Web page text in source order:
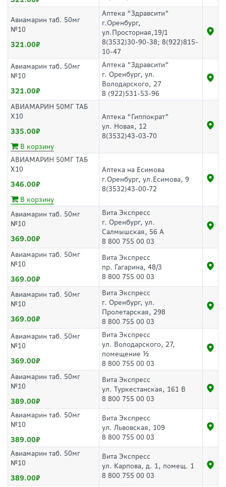
Авиамарин таб. 50мг
№10
321.00
Аптека "Здравсити"
г.Оренбург,
ул.Просторная,19/1
8(3532)30-90-38; 8(922)815-
10-47
Авиамарин таб. 50мг
№10
321.00
Аптека "Здравсити"
г. Оренбург, ул.
Володарского, 27
8 (922)531-53-96
АВИАМАРИН 50МГ ТАБ
Х10
335.00
В корзину
Аптека "Гиппократ"
ул. Новая, 12
8(3532)43-03-70
АВИАМАРИН 50МГ ТАБ
Х10
346.00
В корзину
Аптека на Есимова
г.Оренбург, ул.Есимова, 9
8(3532)43-00-72
Авиамарин таб. 50мг
№10
369.00
Вита Экспресс
г. Оренбург, ул.
Салмышская, 56 А
8 800 755 00 03
Авиамарин таб. 50мг
№10
369.00
Вита Экспресс
пр. Гагарина, 48/3
8 800 755 00 03
Авиамарин таб. 50мг
№10
369.00
Вита Экспресс
г. Оренбург, ул.
Пролетарская, 298
8 800 755 00 03
Авиамарин таб. 50мг
№10
369.00
Вита Экспресс
ул. Володарского, 27,
помещение ½
8 800 755 00 03
Авиамарин таб. 50мг
№10
389.00
Вита Экспресс
ул. Туркестанская, 161 В
8 800 755 00 03
Авиамарин таб. 50мг
№10
389.00
Вита Экспресс
ул. Львовская, 109
8 800 755 00 03
Авиамарин таб. 50мг
№10
389.00
Вита Экспресс
ул. Карпова, д. 1, помещ. 1
8 800 755 00 03